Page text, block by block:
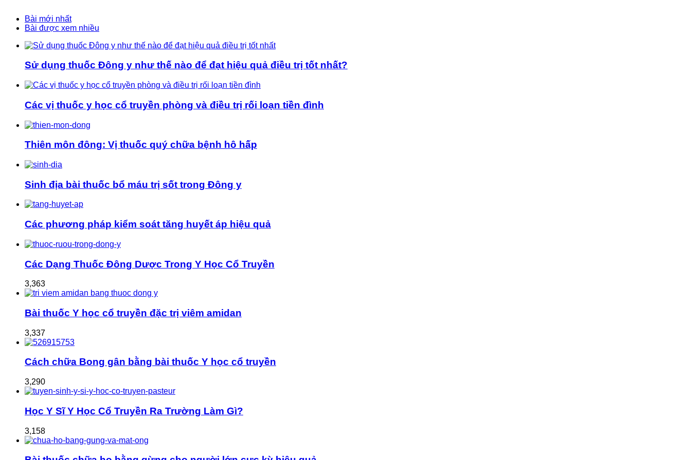
Bài mới nhất
Bài được xem nhiều
Sử dụng thuốc Đông y như thế nào để đạt hiệu quả điều trị tốt nhất?
Các vị thuốc y học cổ truyền phòng và điều trị rối loạn tiền đình
Thiên môn đông: Vị thuốc quý chữa bệnh hô hấp
Sinh địa bài thuốc bổ máu trị sốt trong Đông y
Các phương pháp kiểm soát tăng huyết áp hiệu quả
Các Dạng Thuốc Đông Dược Trong Y Học Cổ Truyền
3,363
Bài thuốc Y học cổ truyền đặc trị viêm amidan
3,337
Cách chữa Bong gân bằng bài thuốc Y học cổ truyền
3,290
Học Y Sĩ Y Học Cổ Truyền Ra Trường Làm Gì?
3,158